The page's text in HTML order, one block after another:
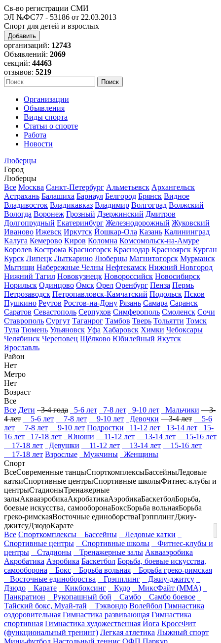
Св-во регистрации СМИ
ЭЛ №ФС77 - 53186 от 22.03.2013
Спорт для детей и взрослых
Добавить
организаций: 12743
Объявлений: 2069
секций: 44463
отзывов: 5219
Организации
Объявления
Виды спорта
Статьи о спорте
Работа
Новости
Люберцы
Город
Люберцы
Все Москва Санкт-Петербург Альметьевск Архангельск
Астрахань Балашиха Барнаул Белгород Брянск Видное
Владивосток Владикавказ Владимир Волгоград Волжский
Вологда Воронеж Грозный Дзержинский Дмитров
Долгопрудный Екатеринбург Железнодорожный Жуковский
Иваново Ижевск Иркутск Йошкар-Ола Казань Калининград
Калуга Кемерово Киров Коломна Комсомольск-на-Амуре
Королев Кострома Красногорск Краснодар Красноярск Курган
Курск Липецк Лыткарино Люберцы Магнитогорск Мурманск
Мытищи Набережные Челны Нефтекамск Нижний Новгород
Нижний Тагил Новокузнецк Новороссийск Новосибирск
Норильск Одинцово Омск Орел Оренбург Пенза Пермь
Петрозаводск Петропавловск-Камчатский Подольск Псков
Пушкино Реутов Ростов-на-Дону Рязань Самара Саранск
Саратов Севастополь Серпухов Симферополь Смоленск Сочи
Ставрополь Сургут Таганрог Тамбов Тверь Тольятти Томск
Тула Тюмень Ульяновск Уфа Хабаровск Химки Чебоксары
Челябинск Череповец Щёлково Юбилейный Якутск
Ярославль
Район
Нет
Метро
Нет
Возраст
Все
Все Дети 3-4 года 5-6 лет 7-8 лет 9-10 лет Мальчики 3-
4 лет
5-6 лет 7-8 лет 9-10 лет Девочки 3-4 лет
5-6
лет
7-8 лет 9-10 лет Подростки 11-12 лет 13-14 лет
15-
16 лет
17-18 лет Юноши 11-12 лет 13-14 лет
15-16 лет
17-18 лет
Девушки 11-12 лет 13-14 лет
15-16 лет
17-18 лет Взрослые Мужчины
Женщины
Спорт
ВсеСовременные танцыСпорткомплексыБассейныЛедовые
каткиСпортивные центрыСпортивные школыФитнес-клубы и
центрыСтадионыТренажерные
залыАквааэробикаАкробатикаАэробикаБаскетболБорьба,
боевые искусства, самооборонаБоксБорьба вольнаяБорьба
греко-римскаяВосточные единоборстваГрэпплингДжиу-
джитсуДзюдоКарате
Все Спорткомплексы Бассейны
Ледовые катки
Спортивные центры
Спортивные школы
Фитнес-клубы и
центры
Стадионы Тренажерные залы Аквааэробика
Акробатика Аэробика Баскетбол Борьба, боевые искусства,
самооборона
Бокс Борьба вольная
Борьба греко-римская
Восточные единоборства
Грэпплинг
Джиу-джитсу
Дзюдо
Карате Кикбоксинг Кудо
МиксФайт (ММА)
Панкратион
Рукопашный бой Самбо
Самбо боевое
Тайский бокс, Муай-тай
Тэквондо Волейбол Гимнастика
оздоровительная Гимнастика развивающая Гимнастика
спортивная Гимнастика художественная Йога КроссФит
(функциональный тренинг) Легкая атлетика Лыжный спорт
Мини-футбол Настольный теннис ОФП Паркур